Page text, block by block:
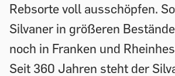
Rebsorte voll ausschöpfen.
Silvaner in größeren
noch in Franken und
Seit 360 Jahren steht der